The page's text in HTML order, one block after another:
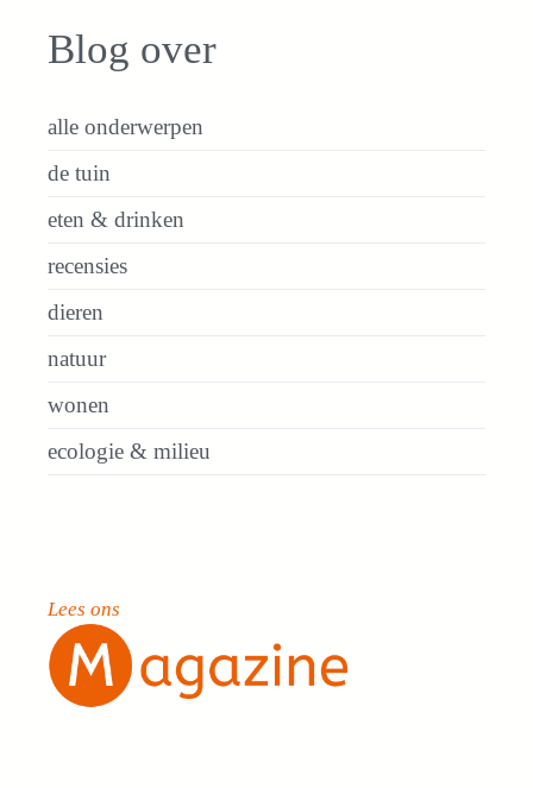
Blog over
alle onderwerpen
de tuin
eten & drinken
recensies
dieren
natuur
wonen
ecologie & milieu
Lees ons